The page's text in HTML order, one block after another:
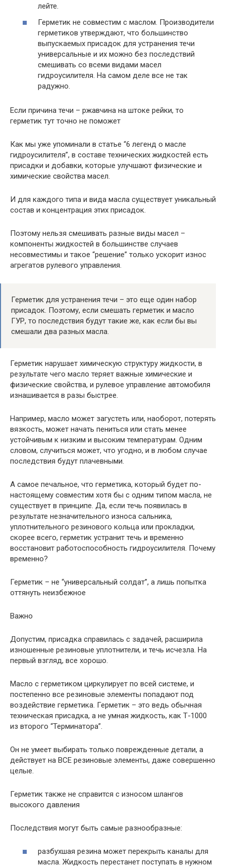
лейте.
Герметик не совместим с маслом. Производители
герметиков утверждают, что большинство
выпускаемых присадок для устранения течи
универсальные и их можно без последствий
смешивать со всеми видами масел
гидроусилителя. На самом деле все не так
радужно.
Если причина течи – ржавчина на штоке рейки, то
герметик тут точно не поможет
Как мы уже упоминали в статье “6 легенд о масле
гидроусилителя”, в составе технических жидкостей есть
присадки и добавки, которые улучшают физические и
химические свойства масел.
И для каждого типа и вида масла существует уникальный
состав и концентрация этих присадок.
Поэтому нельзя смешивать разные виды масел –
компоненты жидкостей в большинстве случаев
несовместимы и такое “решение” только ускорит износ
агрегатов рулевого управления.
Герметик для устранения течи – это еще один набор
присадок. Поэтому, если смешать герметик и масло
ГУР, то последствия будут такие же, как если бы вы
смешали два разных масла.
Герметик нарушает химическую структуру жидкости, в
результате чего масло теряет важные химические и
физические свойства, и рулевое управление автомобиля
изнашивается в разы быстрее.
Например, масло может загустеть или, наоборот, потерять
вязкость, может начать пениться или стать менее
устойчивым к низким и высоким температурам. Одним
словом, случиться может, что угодно, и в любом случае
последствия будут плачевными.
А самое печальное, что герметика, который будет по-
настоящему совместим хотя бы с одним типом масла, не
существует в принципе. Да, если течь появилась в
результате незначительного износа сальника,
уплотнительного резинового кольца или прокладки,
скорее всего, герметик устранит течь и временно
восстановит работоспособность гидроусилителя. Почему
временно?
Герметик – не “универсальный солдат”, а лишь попытка
оттянуть неизбежное
Важно
Допустим, присадка справилась с задачей, расширила
изношенные резиновые уплотнители, и течь исчезла. На
первый взгляд, все хорошо.
Масло с герметиком циркулирует по всей системе, и
постепенно все резиновые элементы попадают под
воздействие герметика. Герметик – это ведь обычная
техническая присадка, а не умная жидкость, как Т-1000
из второго “Терминатора”.
Он не умеет выбирать только поврежденные детали, а
действует на ВСЕ резиновые элементы, даже совершенно
целые.
Герметик также не справится с износом шлангов
высокого давления
Последствия могут быть самые разнообразные:
разбухшая резина может перекрыть каналы для
масла. Жидкость перестанет поступать в нужном